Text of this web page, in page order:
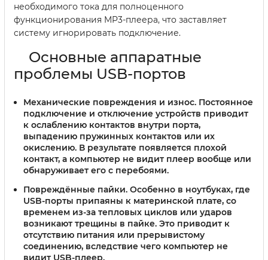
необходимого тока для полноценного
функционирования MP3-плеера, что заставляет
систему игнорировать подключение.
Основные аппаратные
проблемы USB-портов
Механические повреждения и износ. Постоянное
подключение и отключение устройств приводит
к ослаблению контактов внутри порта,
выпадению пружинных контактов или их
окислению. В результате появляется плохой
контакт, а компьютер не видит плеер вообще или
обнаруживает его с перебоями.
Повреждённые пайки. Особенно в ноутбуках, где
USB-порты припаяны к материнской плате, со
временем из-за тепловых циклов или ударов
возникают трещины в пайке. Это приводит к
отсутствию питания или прерывистому
соединению, вследствие чего компьютер не
видит USB-плеер.